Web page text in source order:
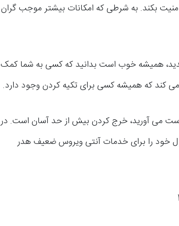
بکند. به شرطی که امکانات بیشتر موجب گران
همیشه خوب است بدانید که کسی به شما کمک
کند که همیشه کسی برای تکیه کردن وجود دارد.
می آورید، خرج کردن بیش از حد آسان است. در
خود را برای خدمات آنتی ویروس ضعیف هدر